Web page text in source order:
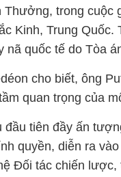
Thưởng, trong cuộc
Kinh, Trung Quốc.
nã quốc tế do Tòa
cho biết, ông
quan trọng của
đầu tiên đầy ấn
quyền, diễn ra
Đối tác chiến